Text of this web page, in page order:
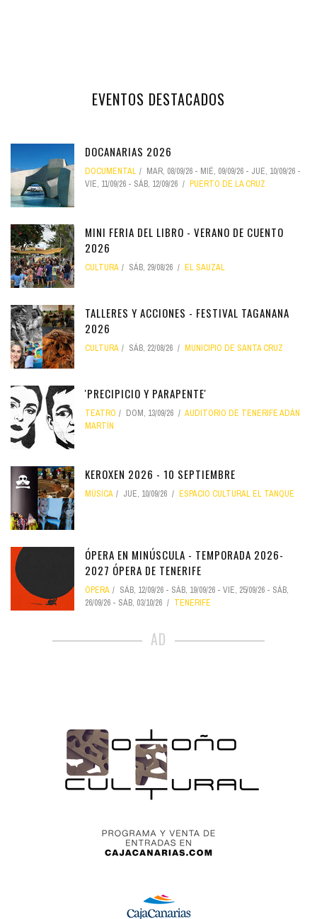
EVENTOS DESTACADOS
DOCANARIAS 2026
DOCUMENTAL MAR, 08/09/26 - MIÉ, 09/09/26 - JUE, 10/09/26 -
VIE, 11/09/26 - SÁB, 12/09/26 PUERTO DE LA CRUZ
MINI FERIA DEL LIBRO - VERANO DE CUENTO
2026
CULTURA SÁB, 29/08/26 EL SAUZAL
TALLERES Y ACCIONES - FESTIVAL TAGANANA
2026
CULTURA SÁB, 22/08/26 MUNICIPIO DE SANTA CRUZ
'PRECIPICIO Y PARAPENTE'
TEATRO DOM, 13/09/26
AUDITORIO DE TENERIFE ADÁN
MARTÍN
KEROXEN 2026 - 10 SEPTIEMBRE
MÚSICA JUE, 10/09/26 ESPACIO CULTURAL EL TANQUE
ÓPERA EN MINÚSCULA - TEMPORADA 2026-
2027 ÓPERA DE TENERIFE
ÓPERA SÁB, 12/09/26 - SÁB, 19/09/26 - VIE, 25/09/26 - SÁB,
26/09/26 - SÁB, 03/10/26 TENERIFE
AD